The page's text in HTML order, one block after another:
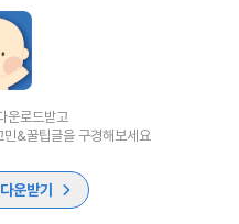
운로드받고
민&꿀팁글을 구경해보세요
운받기